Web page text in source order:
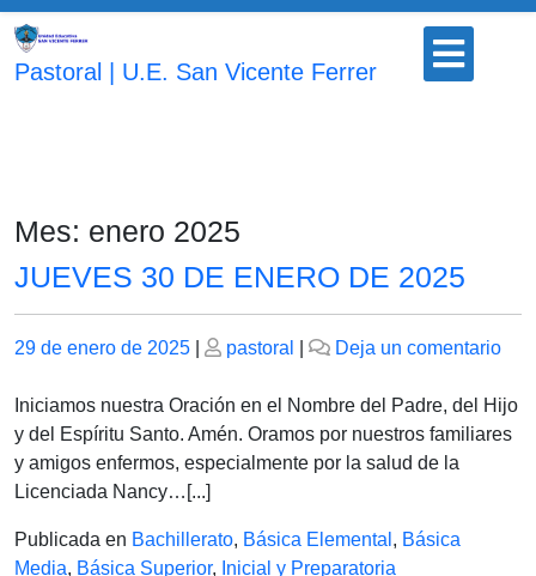
Saltar
contenido
Pastoral | U.E. San Vicente Ferrer
Botón
abrir
Mes: enero 2025
JUEVES 30 DE ENERO DE 2025
Publicado
29 de enero de 2025
Publicado
pastoral Deja un comentarioen
30
DE
Iniciamos nuestra Oración en el Nombre del Padre, del Hijo
y del Espíritu Santo. Amén. Oramos por nuestros familiares
y amigos enfermos, especialmente por la salud de la
Licenciada Nancy…[...]
Publicada en Bachillerato, Básica Elemental , Básica
Media, Básica Superior, Inicial y Preparatoria